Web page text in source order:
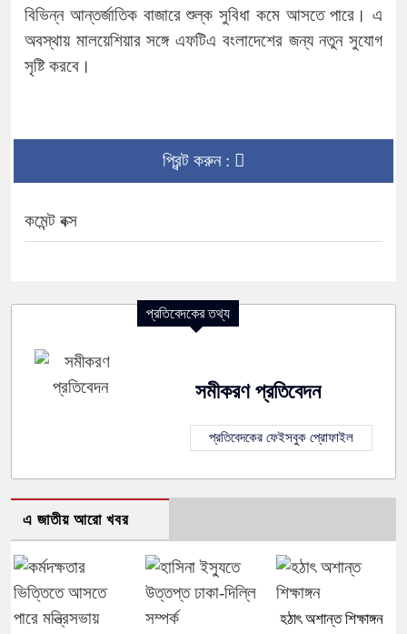
বিভিন্ন আন্তর্জাতিক বাজারে শুল্ক সুবিধা কমে আসতে পারে। এ
অবস্থায় মালয়েশিয়ার সঙ্গে এফটিএ বংলাদেশের জন্য নতুন সুযোগ
সৃষ্টি করবে।
প্রিন্ট করুন :
কমেন্ট বক্স
প্রতিবেদকের তথ্য
সমীকরণ প্রতিবেদন
প্রতিবেদকের ফেইসবুক প্রোফাইল
এ জাতীয় আরো খবর
হঠাৎ অশান্ত শিক্ষাঙ্গন